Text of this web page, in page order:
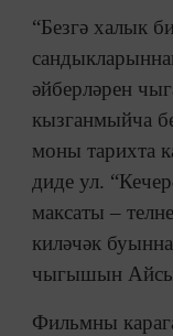
“Безгә халык
әйберләрен
кызганмыйча
моны тарихта
диде ул.
максаты –
киләчәк
чыгышын
Фильмны